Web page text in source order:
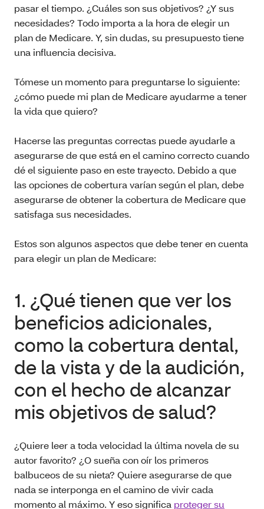
pasar el tiempo. ¿Cuáles son sus objetivos? ¿Y sus
necesidades? Todo importa a la hora de elegir un
plan de Medicare. Y, sin dudas, su presupuesto tiene
una influencia decisiva.
Tómese un momento para preguntarse lo siguiente:
¿cómo puede mi plan de Medicare ayudarme a tener
la vida que quiero?
Hacerse las preguntas correctas puede ayudarle a
asegurarse de que está en el camino correcto cuando
dé el siguiente paso en este trayecto. Debido a que
las opciones de cobertura varían según el plan, debe
asegurarse de obtener la cobertura de Medicare que
satisfaga sus necesidades.
Estos son algunos aspectos que debe tener en cuenta
para elegir un plan de Medicare:
1. ¿Qué tienen que ver los
beneficios adicionales,
como la cobertura dental,
de la vista y de la audición,
con el hecho de alcanzar
mis objetivos de salud?
¿Quiere leer a toda velocidad la última novela de su
autor favorito? ¿O sueña con oír los primeros
balbuceos de su nieta? Quiere asegurarse de que
nada se interponga en el camino de vivir cada
momento al máximo. Y eso significa proteger su